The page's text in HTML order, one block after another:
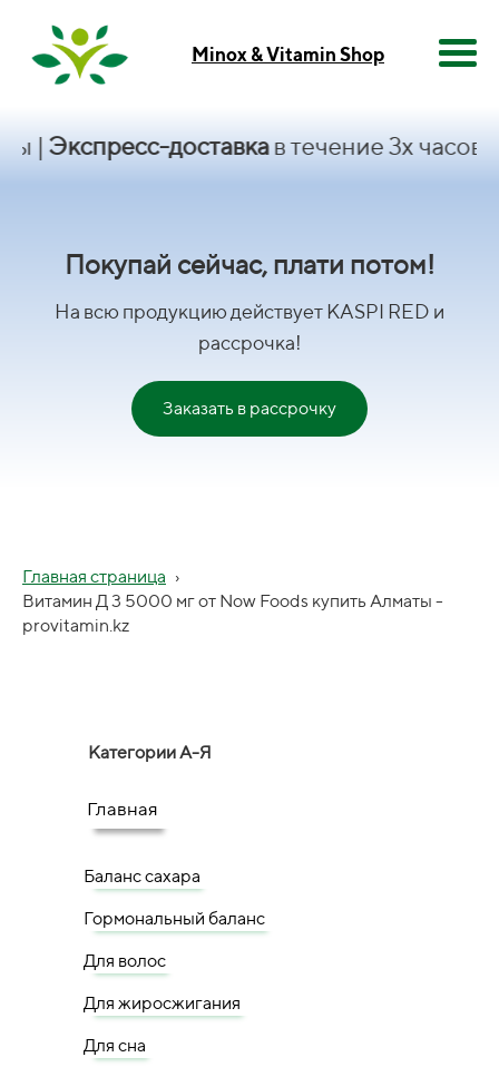
Minox & Vitamin Shop
доставкав течение 3х часов|
Покупай сейчас, плати потом!
На всю продукцию действует KASPI RED и
рассрочка!
Заказать в рассрочку
Главная страница ›
Витамин Д 3 5000 мг от Now Foods купить Алматы -
provitamin.kz
Категории А-Я
Главная
Баланс сахара
Гормональный баланс
Для волос
Для жиросжигания
Для сна